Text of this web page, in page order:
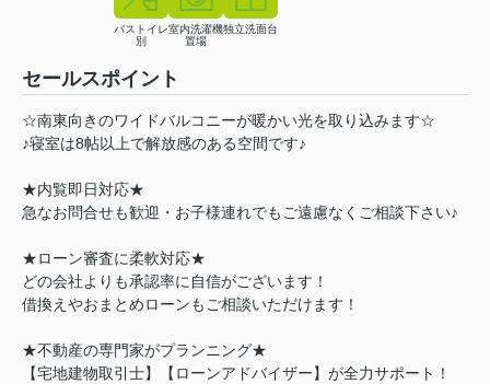
バストイレ
別
室内洗濯機
置場
独立洗面台
セールスポイント
☆南東向きのワイドバルコニーが暖かい光を取り込みます☆
♪寝室は8帖以上で解放感のある空間です♪
★内覧即日対応★
急なお問合せも歓迎・お子様連れでもご遠慮なくご相談下さい♪
★ローン審査に柔軟対応★
どの会社よりも承認率に自信がございます！
借換えやおまとめローンもご相談いただけます！
★不動産の専門家がプランニング★
【宅地建物取引士】【ローンアドバイザー】が全力サポート！